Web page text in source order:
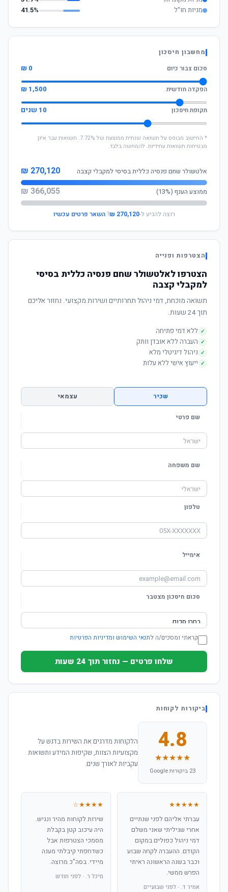
מניות חו"ל
41.5%
מחשבון חיסכון
סכום צבור כיום
0 ₪
הפקדה חודשית 1,500 ₪
תקופת חיסכון 10 שנים
* החישוב מבוסס על תשואה שנתית ממוצעת של 7.72%. תשואות עבר אינן
מבטיחות תשואות עתידיות. להמחשה בלבד.
אלטשולר שחם פנסיה כללית בסיסי למקבלי קצבה 270,120 ₪
ממוצע הענף (13%) 366,055 ₪
רוצה להגיע ל-270,120 ₪
?השאר פרטים עכשיו
הצטרפות ופנייה
הצטרפו לאלטשולר שחם פנסיה כללית בסיסי
למקבלי קצבה
תשואה מוכחת, דמי ניהול תחרותיים ושירות מקצועי. נחזור אליכם
תוך 24 שעות.
✓ ללא דמי פתיחה
✓ העברה ללא אובדן וותק
✓ ניהול דיגיטלי מלא
✓ ייעוץ אישי ללא עלות
שכיר עצמאי
שם פרטי
שם משפחה
טלפון
אימייל
סכום חיסכון מצטבר
קראתי ומסכים/ה לתנאי השימוש ומדיניות הפרטיות
שלחו פרטים — נחזור תוך 24 שעות
ביקורות לקוחות
4.8
★★★★★
23 ביקורות Google
הלקוחות מדרגים את השירות בדגש על
מקצועיות הצוות, שקיפות המידע ותשואות
עקביות לאורך שנים.
★★★★★
עברתי אליהם לפני שנתיים
אחרי שגיליתי שאני משלם
דמי ניהול כפולים במקום
הקודם. ההעברה לקחה שבוע
וכבר בשנה הראשונה ראיתי
הפרש ממשי.
אמיר ד. · לפני שבועיים
★★★★☆
שירות לקוחות מהיר ונגיש.
היה עיכוב קטן בקבלת
מסמכי הצטרפות אבל
כשדחפתי קיבלתי מענה
מיידי. בסה"כ מרוצה.
מיכל ר. · לפני חודש